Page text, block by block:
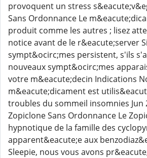
provoquent un stress
Sans Ordonnance Le
produit comme les autres ; lisez
notice avant de le r&eacute;server
sympt&ocirc;mes persistent, s'ils
nouveaux sympt&ocirc;mes
votre m&eacute;decin Indications
m&eacute;dicament est
troubles du sommeil insomnies Jun
Zopiclone Sans Ordonnance Le
hypnotique de la famille des
apparent&eacute;e aux
Sleepie, nous vous avons